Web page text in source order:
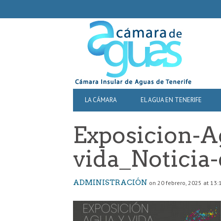
NAVIGATION
PRIMARY
NAVIGATION
LA CÁMARA EL AGUA EN TENERIFE
Exposicion-
vida_Noticia-
ADMINISTRACIÓN on 20 febrero, 2025 at